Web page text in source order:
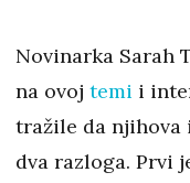
Novinarka Sarah
na ovoj temi i
tražile da njihova
dva razloga. Prvi